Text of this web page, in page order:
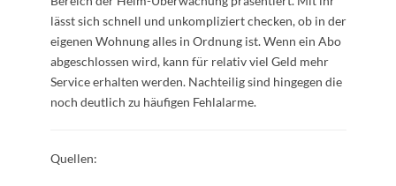
lässt sich schnell und unkompliziert checken, ob in der
eigenen Wohnung alles in Ordnung ist. Wenn ein Abo
abgeschlossen wird, kann für relativ viel Geld mehr
Service erhalten werden. Nachteilig sind hingegen die
noch deutlich zu häufigen Fehlalarme.
Quellen: